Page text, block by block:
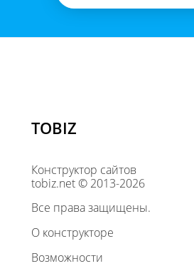
TOBIZ
Конструктор сайтов
tobiz.net © 2013-2026
Все права защищены.
О конструкторе
Возможности